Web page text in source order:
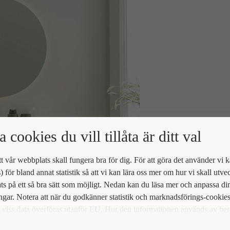
cookies du vill tillåta är ditt val
vår webbplats skall fungera bra för dig. För att göra det använder vi
för bland annat statistik så att vi kan lära oss mer om hur vi skall
på ett så bra sätt som möjligt. Nedan kan du läsa mer och anpassa
Notera att när du godkänner statistik och marknadsförings-cookies
data överföras utanför EU. Hur den informationen används av